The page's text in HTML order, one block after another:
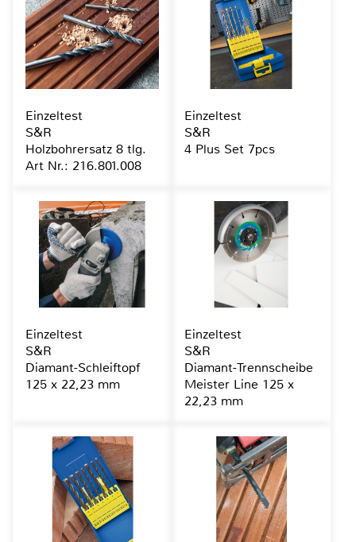
Einzeltest
S&R
Holzbohrersatz 8 tlg.
Art Nr.: 216.801.008
Einzeltest
S&R
4 Plus Set 7pcs
Einzeltest
S&R
Diamant-Schleiftopf
125 x 22,23 mm
Einzeltest
S&R
Diamant-Trennscheibe
Meister Line 125 x
22,23 mm